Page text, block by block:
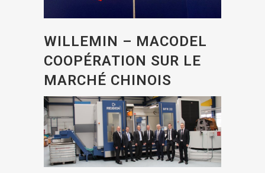
WILLEMIN – MACODEL
COOPÉRATION SUR LE
MARCHÉ CHINOIS